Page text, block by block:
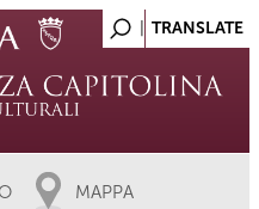
MAPPA